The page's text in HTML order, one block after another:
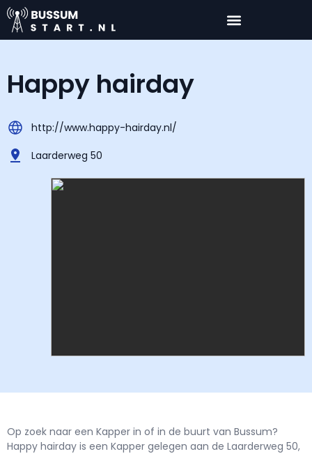
Happy hairday
http://www.happy-hairday.nl/
Laarderweg 50
Op zoek naar een Kapper in of in de buurt van Bussum?
Happy hairday is een Kapper gelegen aan de Laarderweg 50,